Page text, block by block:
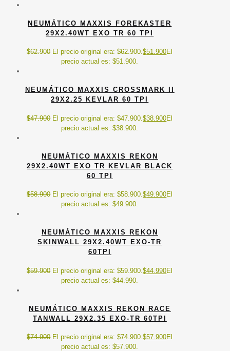
NEUMÁTICO MAXXIS FOREKASTER
29X2.40WT EXO TR 60 TPI
$62.900 El precio original era: $62.900.$51.900El
precio actual es: $51.900.
NEUMÁTICO MAXXIS CROSSMARK II
29X2.25 KEVLAR 60 TPI
$47.900 El precio original era: $47.900.$38.900El
precio actual es: $38.900.
NEUMÁTICO MAXXIS REKON
29X2.40WT EXO TR KEVLAR BLACK
60 TPI
$58.900 El precio original era: $58.900.$49.900El
precio actual es: $49.900.
NEUMÁTICO MAXXIS REKON
SKINWALL 29X2.40WT EXO-TR
60TPI
$59.900 El precio original era: $59.900.$44.990El
precio actual es: $44.990.
NEUMÁTICO MAXXIS REKON RACE
TANWALL 29X2.35 EXO-TR 60TPI
$74.900 El precio original era: $74.900.$57.900El
precio actual es: $57.900.